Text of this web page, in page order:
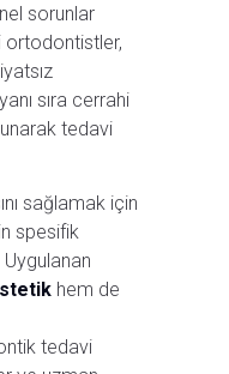
sorunlar
ortodontistler,
sıra cerrahi
tedavi
sağlamak için
spesifik
hem de
tedavi